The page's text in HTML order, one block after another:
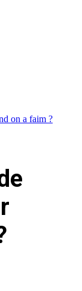
on a faim ?